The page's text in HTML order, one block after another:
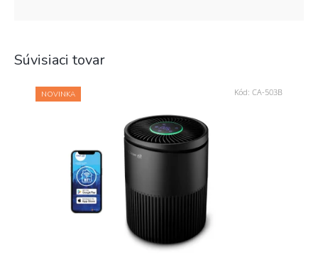
Súvisiaci tovar
NOVINKA Kód: CA-503B